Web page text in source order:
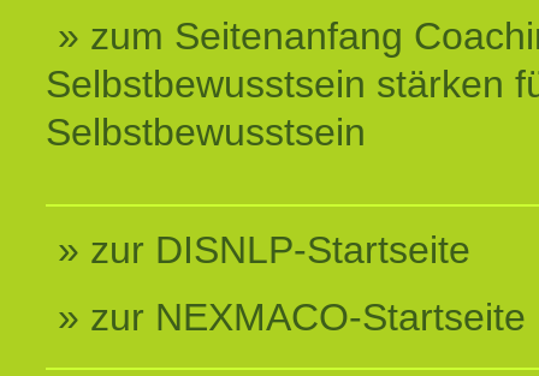
» zum Seitenanfang
Selbstbewusstsein stärken
Selbstbewusstsein
» zur DISNLP-Startseite
» zur NEXMACO-Startseite